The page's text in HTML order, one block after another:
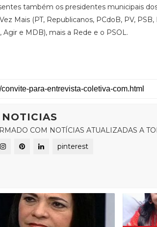
também os presidentes municipais
Mais (PT, Republicanos, PCdoB, ⁠PV,
e MDB), mais a Rede e o PSOL.
COM NOTÍCIAS ATUALIZADAS A
pinterest